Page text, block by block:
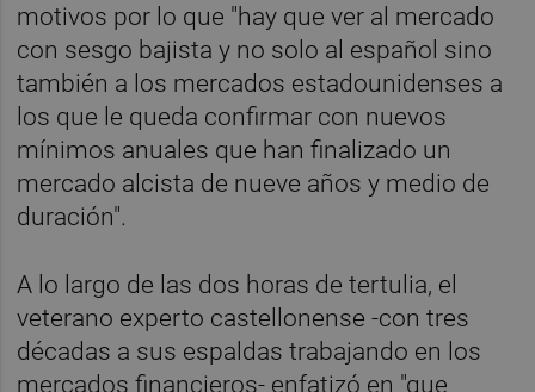
motivos por lo que "hay que ver al mercado
con sesgo bajista y no solo al español sino
también a los mercados estadounidenses a
los que le queda confirmar con nuevos
mínimos anuales que han finalizado un
mercado alcista de nueve años y medio de
duración".
A lo largo de las dos horas de tertulia, el
veterano experto castellonense -con tres
décadas a sus espaldas trabajando en los
mercados financieros- enfatizó en "que